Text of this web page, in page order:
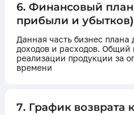
6. Финансовый план
прибыли и убытков)
Данная часть бизнес
доходов и расходов.
реализации продукции за
времени
7. График возврата